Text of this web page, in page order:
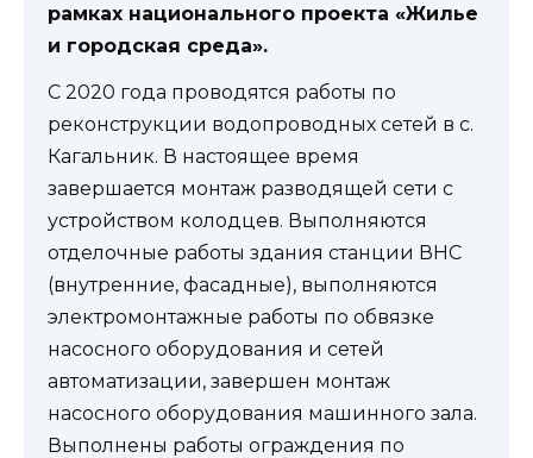
рамках национального проекта «Жилье
и городская среда».
С 2020 года проводятся работы по
реконструкции водопроводных сетей в с.
Кагальник. В настоящее время
завершается монтаж разводящей сети с
устройством колодцев. Выполняются
отделочные работы здания станции ВНС
(внутренние, фасадные), выполняются
электромонтажные работы по обвязке
насосного оборудования и сетей
автоматизации, завершен монтаж
насосного оборудования машинного зала.
Выполнены работы ограждения по